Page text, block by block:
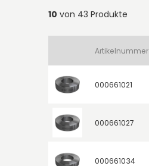
10 von 43 Produkte
Artikelnummer
000661021
000661027
000661034